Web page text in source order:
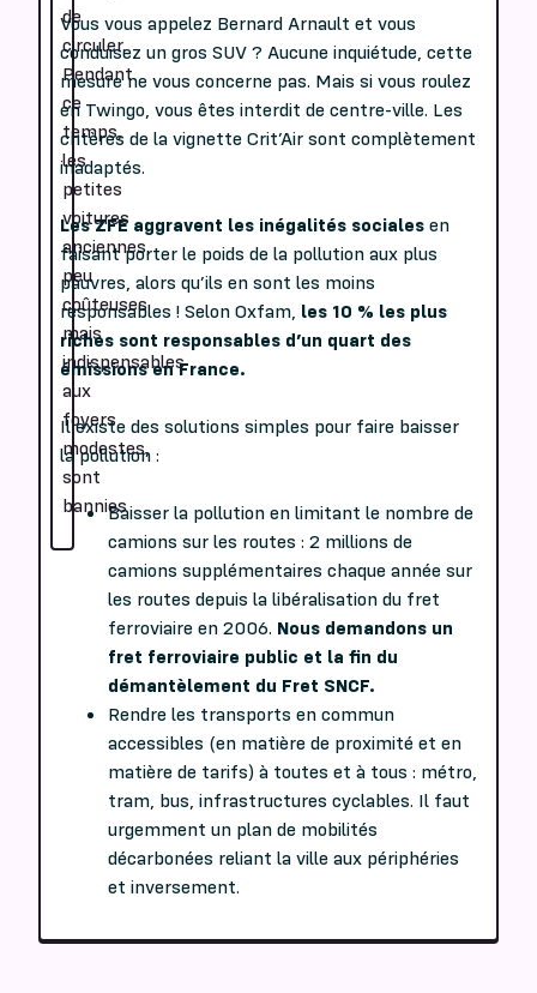
de
circuler.
Pendant
ce
temps,
les
petites
voitures
anciennes,
peu
coûteuses
mais
indispensables
aux
foyers
modestes,
sont
bannies
Vous vous appelez Bernard Arnault et vous
conduisez un gros SUV ? Aucune inquiétude, cette
mesure ne vous concerne pas. Mais si vous roulez
en Twingo, vous êtes interdit de centre-ville. Les
critères de la vignette Crit’Air sont complètement
inadaptés.
Les ZFE aggravent les inégalités sociales en
faisant porter le poids de la pollution aux plus
pauvres, alors qu’ils en sont les moins
responsables ! Selon Oxfam, les 10 % les plus
riches sont responsables d’un quart des
émissions en France.
Il existe des solutions simples pour faire baisser
la pollution :
Baisser la pollution en limitant le nombre de
camions sur les routes : 2 millions de
camions supplémentaires chaque année sur
les routes depuis la libéralisation du fret
ferroviaire en 2006. Nous demandons un
fret ferroviaire public et la fin du
démantèlement du Fret SNCF.
Rendre les transports en commun
accessibles (en matière de proximité et en
matière de tarifs) à toutes et à tous : métro,
tram, bus, infrastructures cyclables. Il faut
urgemment un plan de mobilités
décarbonées reliant la ville aux périphéries
et inversement.